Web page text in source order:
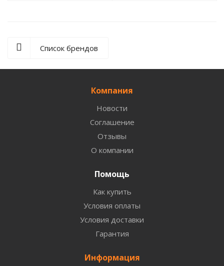
Список брендов
Компания
Новости
Соглашение
Отзывы
О компании
Помощь
Как купить
Условия оплаты
Условия доставки
Гарантия
Информация